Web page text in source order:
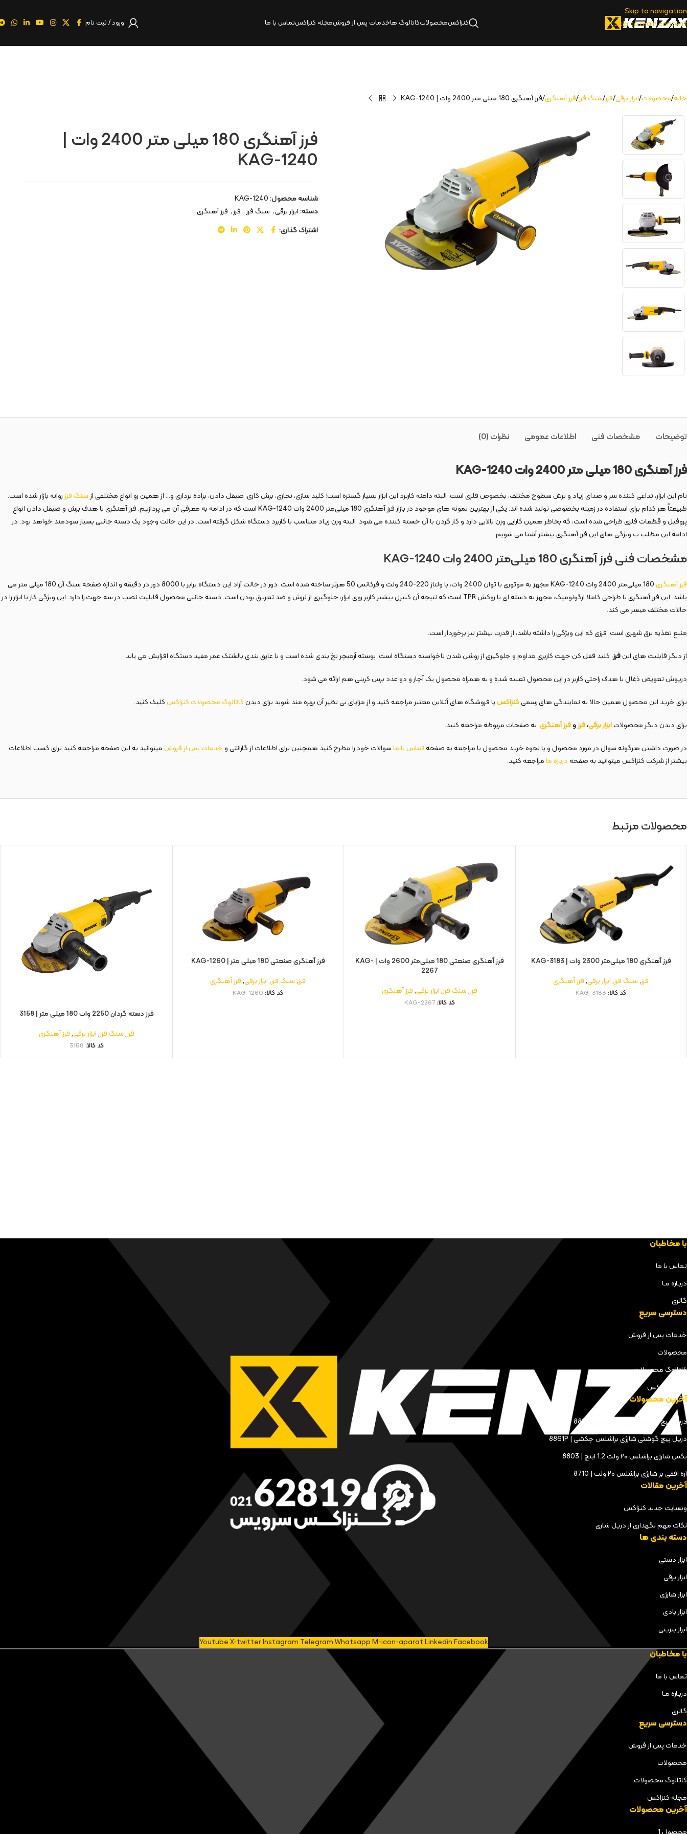
Skip to navigation
Skip to main content
کنزاکسمحصولاتکاتالوگ‌ هاخدمات پس از فروشمجله کنزاکستماس با ما ورود / ثبت نام
خانه محصولات ابزار برقی فرز سنگ فرز فرز آهنگری فرز آهنگری 180 میلی‌ متر 2400 وات | KAG-1240
فرز آهنگری 180 میلی‌ متر 2400 وات |
KAG-1240
شناسه محصول:KAG-1240
دسته:ابزار برقی, سنگ فرز, فرز, فرز آهنگری
اشتراک گذاری:
توضیحات نظرات (0) مشخصات فنی اطلاعات عمومی
فرز آهنگری 180 میلی‌ متر 2400 وات KAG-1240
نام این ابزار، تداعی کننده سر و صدای زیاد و برش سطوح مختلف، بخصوص فلزی است. البته دامنه کاربرد این ابزار بسیار گستره است؛ کلید سازی، نجاری، برش کاری، صیقل دادن، براده برداری و… از همین رو انواع مختلفی از سنگ فرز روانه بازار شده است.
طبیعتاً هر کدام برای استفاده در زمینه بخصوصی تولید شده‌ اند. یکی از بهترین نمونه‌ های موجود در بازار فرز آهنگری 180 میلی‌متر 2400 وات KAG-1240 است که در ادامه به معرفی آن می ‌پردازیم. فرز آهنگری با هدف برش و صیقل دادن انواع
پروفیل و قطعات فلزی طراحی شده است، که بخاطر همین کارایی وزن بالایی دارد و کار کردن با آن خسته کننده می ‌شود. البته وزن زیاد متناسب با کاربرد دستگاه شکل گرفته است. در این حالت وجود یک دسته جانبی بسیار سودمند خواهد بود. در
ادامه این مطلب ب ویژگی های این فرز آهنگری بیشتر آشنا می شویم.
مشخصات فنی فرز آهنگری 180 میلی‌متر 2400 وات KAG-1240
فرز آهنگری
180 میلی‌متر 2400 وات KAG-1240 مجهز به موتوری با توان 2400 وات، با ولتاژ 220-240 ولت و فرکانس 50 هرتز ساخته شده است. دور در حالت آزاد این دستگاه برابر با 8000 دور در دقیقه و اندازه صفحه سنگ آن 180 میلی متر می
باشد. این فرز آهنگری با طراحی کاملا ارگونومیک، مجهز به دسته ‌ای با روکش TPR است که نتیجه آن کنترل بیشتر کاربر روی ابزار، جلوگیری از لرزش و ضد تعریق بودن است. دسته جانبی محصول قابلیت نصب در سه جهت را دارد. این ویژگی کار با ابزار را در
حالات مختلف میسر می‌ کند.
منبع تغذیه برق شهری است. فرزی که این ویژگی را داشته باشد، از قدرت بیشتر نیز برخوردار است.
از دیگر قابلیت های اینفرز، کلید قفل کن جهت کاربری مداوم و جلوگیری از روشن شدن ناخواسته دستگاه است. پوسته آرمیچر نخ بندی شده است و با عایق بندی بالشتک عمر مفید دستگاه افزایش می ‌یابد.
درپوش تعویض ذغال با هدف راحتی کاربر در این محصول تعبیه شده و به همراه محصول یک آچار و دو عدد برس کربنی هم ارائه می‌ شود.
برای خرید این محصول همین حالا به نمایندگی های رسمیکنزاکسیا فروشگاه های آنلاین معتبر مراجعه کنید و از مزایای بی نظیر آن بهره مند شوید برای دیدنکاتالوگمحصولاتکنزاکسکلیک کنید.
برای دیدن دیگر محصولاتابزاربرقی،فرزوفرز آهنگری به صفحات مربوطه مراجعه کنید.
در صورت داشتن هرگونه سوال در مورد محصول و یا نحوه خرید محصول با مراجعه به صفحهتماسباماسوالات خود را مطرح کنید همچنین برای اطلاعات از گارانتی وخدماتپساز فروشمیتوانید به این صفحه مراجعه کنید برای کسب اطلاعات
بیشتر از شرکت کنزاکس میتوانید به صفحهدربارهمامراجعه کنید.
محصولات مرتبط
فرز آهنگری 180 میلی‌متر 2300 وات | KAG-3183
فرز,سنگ فرز,ابزار برقی,فرز آهنگری
کد کالا: KAG-3183
فرز آهنگری صنعتی 180 میلی‌متر 2600 وات | KAG-
2267
فرز,سنگ فرز,ابزار برقی,فرز آهنگری
کد کالا:KAG-2267
فرز آهنگری صنعتی 180 میلی‌ متر | KAG-1260
فرز,سنگ فرز,ابزار برقی,فرز آهنگری
کد کالا: KAG-1260
فرز دسته گردان 2250 وات 180 میلی متر | 3158
فرز,سنگ فرز,ابزار برقی,فرز آهنگری
کد کالا: 3158
با مخاطبان
تماس با ما
دربـاره مـا
گالری
دسترسی سریع
خدمات پس از فروش
محصولات
کاتالوگ محصولات
مجله کنزاکس
آخرین محصولات
دریل پیچ گوشتی شارژی براشلس | 8898
دریل پیچ گوشتی شارژی براشلس چکشی | 8861P
بکس شارژی براشلس ۲۰ ولت 1.2 اینچ | 8803
اره افقی بر شارژی براشلس ۲۰ ولت | 8710
آخرین مقالات
وبسایت جدید کنزاکس
نکات مهم نگهداری از دریل شاری
دسته بندی ها
ابزار دستی
ابزار برقی
ابزار شارژی
ابزار بادی
ابزار بنزینی
YoutubeX-twitterInstagram TelegramWhatsappM-icon-aparatLinkedinFacebook
با مخاطبان
تماس با ما
دربـاره مـا
گالری
دسترسی سریع
خدمات پس از فروش
محصولات
کاتالوگ محصولات
مجله کنزاکس
آخرین محصولات